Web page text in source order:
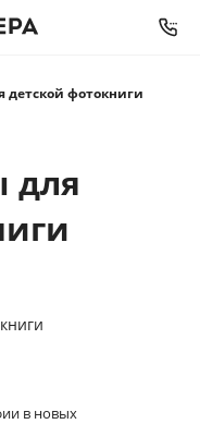
фотокниги
для
в новых